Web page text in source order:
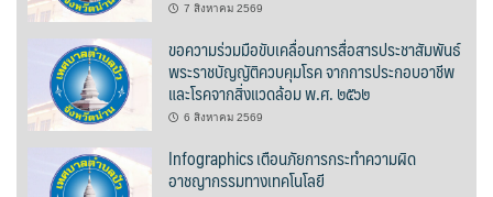
บ้านกังหัน @ ปัวคอทเทจ
บ้านต้นคูณ
บ้านนาโฮมสเตย์
บ้านปัว ปลายนา
7 สิงหาคม 2569
ขอความร่วมมือขับเคลื่อนการสื่อสารประชาสัมพันธ์
พระราชบัญญัติควบคุมโรค จากการประกอบอาชีพ
และโรคจากสิ่งแวดล้อม พ.ศ. ๒๕๖๒
6 สิงหาคม 2569
Infographics เตือนภัยการกระทำความผิด
อาชญากรรมทางเทคโนโลยี